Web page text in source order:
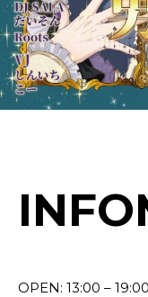
OPEN: 13:00 – 19:00